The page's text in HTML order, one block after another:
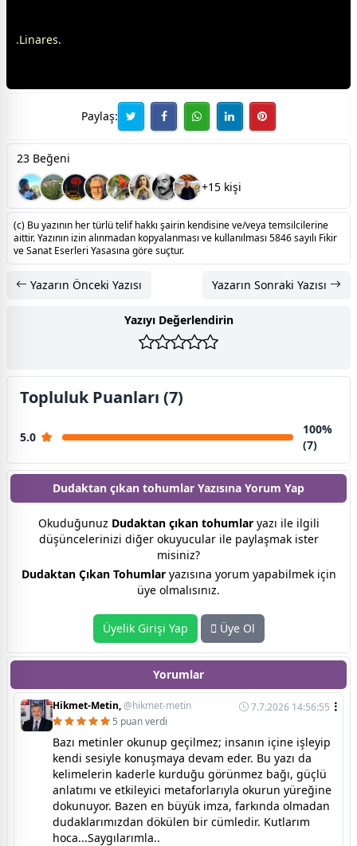
.Linares.
Paylaş:
23 Beğeni
+15 kişi
(c) Bu yazının her türlü telif hakkı şairin kendisine ve/veya temsilcilerine
aittir. Yazının izin alınmadan kopyalanması ve kullanılması 5846 sayılı Fikir
ve Sanat Eserleri Yasasına göre suçtur.
Yazarın Önceki Yazısı Yazarın Sonraki Yazısı
Yazıyı Değerlendirin
Topluluk Puanları (7)
5.0
100%
(7)
Dudaktan çıkan tohumlar Yazısına Yorum Yap
Okuduğunuz Dudaktan çıkan tohumlaryazı ile ilgili
düşüncelerinizi diğer okuyucular ile paylaşmak ister
misiniz?
Dudaktan Çıkan Tohumlaryazısına yorum yapabilmek için
üye olmalısınız.
Üyelik Girişi Yap Üye Ol
Yorumlar
Hikmet-Metin,@hikmet-metin
7.7.2026 14:56:55
5 puan verdi
Bazı metinler okunup geçilmez; insanın içine işleyip
kendi sesiyle konuşmaya devam eder. Bu yazı da
kelimelerin kaderle kurduğu görünmez bağı, güçlü
anlatımı ve etkileyici metaforlarıyla okurun yüreğine
dokunuyor. Bazen en büyük imza, farkında olmadan
dudaklarımızdan dökülen bir cümledir. Kutlarım
hoca...Saygılarımla..